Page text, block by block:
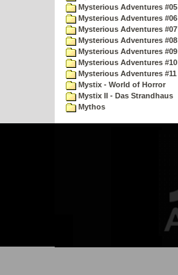
Mysterious Adventures
Mysterious Adventures
Mysterious Adventures
Mysterious Adventures
Mysterious Adventures
Mysterious Adventures
Mysterious Adventures
Mystix - World of Horror
Mystix II - Das Strandhaus
Mythos